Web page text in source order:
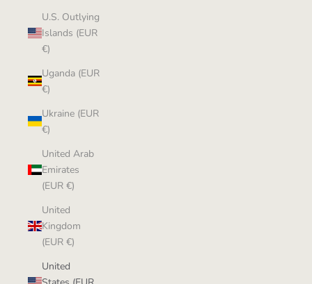
U.S. Outlying
Islands (EUR
€)
Uganda (EUR
€)
Ukraine (EUR
€)
United Arab
Emirates
(EUR €)
United
Kingdom
(EUR €)
United